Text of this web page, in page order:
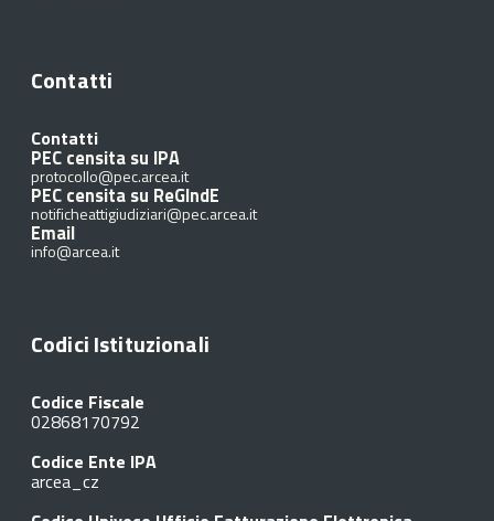
Contatti
Contatti
PEC censita su IPA
protocollo@pec.arcea.it
PEC censita su ReGIndE
notificheattigiudiziari@pec.arcea.it
Email
info@arcea.it
Codici Istituzionali
Codice Fiscale
02868170792
Codice Ente IPA
arcea_cz